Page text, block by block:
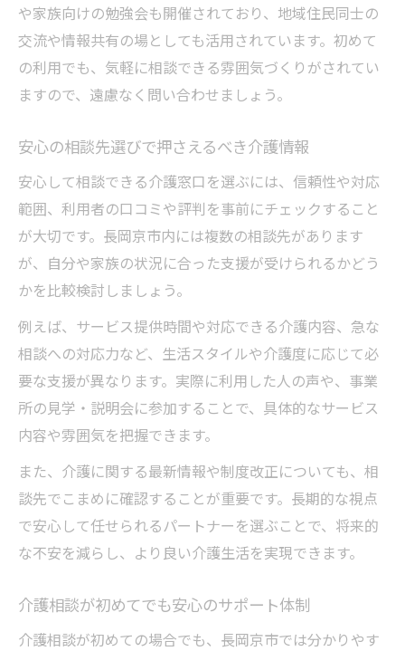
や家族向けの勉強会も開催されており、地域住民同士の
交流や情報共有の場としても活用されています。初めて
の利用でも、気軽に相談できる雰囲気づくりがされてい
ますので、遠慮なく問い合わせましょう。
安心の相談先選びで押さえるべき介護情報
安心して相談できる介護窓口を選ぶには、信頼性や対応
範囲、利用者の口コミや評判を事前にチェックすること
が大切です。長岡京市内には複数の相談先があります
が、自分や家族の状況に合った支援が受けられるかどう
かを比較検討しましょう。
例えば、サービス提供時間や対応できる介護内容、急な
相談への対応力など、生活スタイルや介護度に応じて必
要な支援が異なります。実際に利用した人の声や、事業
所の見学・説明会に参加することで、具体的なサービス
内容や雰囲気を把握できます。
また、介護に関する最新情報や制度改正についても、相
談先でこまめに確認することが重要です。長期的な視点
で安心して任せられるパートナーを選ぶことで、将来的
な不安を減らし、より良い介護生活を実現できます。
介護相談が初めてでも安心のサポート体制
介護相談が初めての場合でも、長岡京市では分かりやす